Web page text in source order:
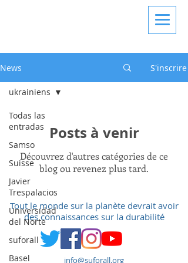
News S'inscrire
Todas las
entradas
Samso
Suisse
Javier
Trespalacios
Universidad
del Norte
suforall
Basel
ukrainiens
Posts à venir
Découvrez d'autres catégories de ce
blog ou revenez plus tard.
Tout le monde sur la planète devrait avoir
des connaissances sur la durabilité
info@suforall.org